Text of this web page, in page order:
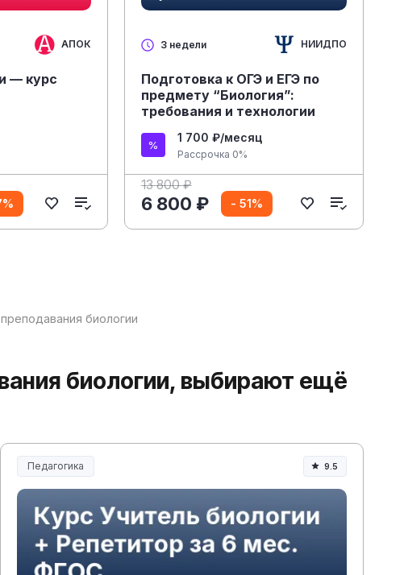
АПОК
— курс
3 недели НИИДПО
Подготовка к ОГЭ и ЕГЭ по
предмету “Биология”:
требования и технологии
1 700 ₽/месяц
Рассрочка 0%
13 800 ₽
6 800 ₽ - 51%
биологии
биологии, выбирают ещё
Педагогика
Образование и педагогика
9.5